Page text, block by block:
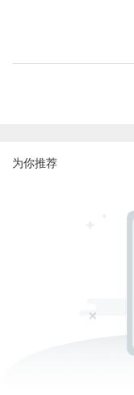
为你推荐